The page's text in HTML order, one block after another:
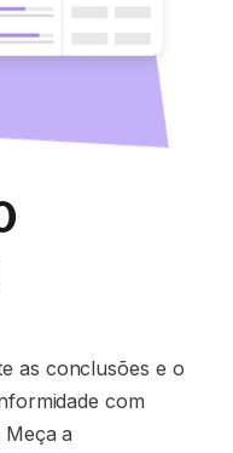
as conclusões e o
com
a